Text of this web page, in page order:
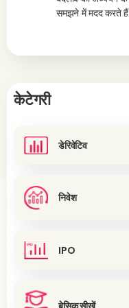
समझने में मदद करते हैं.
केटेगरी
डेरिवेटिव
निवेश
IPO